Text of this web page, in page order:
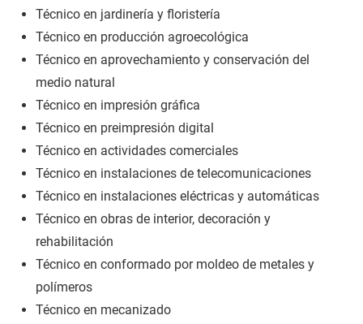
Técnico en jardinería y floristería
Técnico en producción agroecológica
Técnico en aprovechamiento y conservación del
medio natural
Técnico en impresión gráfica
Técnico en preimpresión digital
Técnico en actividades comerciales
Técnico en instalaciones de telecomunicaciones
Técnico en instalaciones eléctricas y automáticas
Técnico en obras de interior, decoración y
rehabilitación
Técnico en conformado por moldeo de metales y
polímeros
Técnico en mecanizado